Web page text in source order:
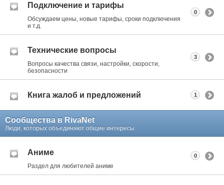
Подключение и тарифы
Обсуждаем цены, новые тарифы, сроки подключения
и т.д.
0
Технические вопросы
Вопросы качества связи, настройки, скорости,
безопасности
3
Книга жалоб и предложений 1
Сообщества в RivaNet
Люди, которых объединяют общие интересы
Аниме
Раздел для любителей аниме
0